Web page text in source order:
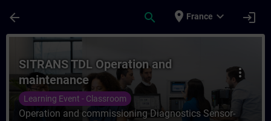
arrow_back search place France expand_more login
Cours - SITRANS TDL Operation and
more_vert
SITRANS TDL Operation and
maintenance
Learning Event - Classroom
Operation and commissioning Diagnostics Sensor-